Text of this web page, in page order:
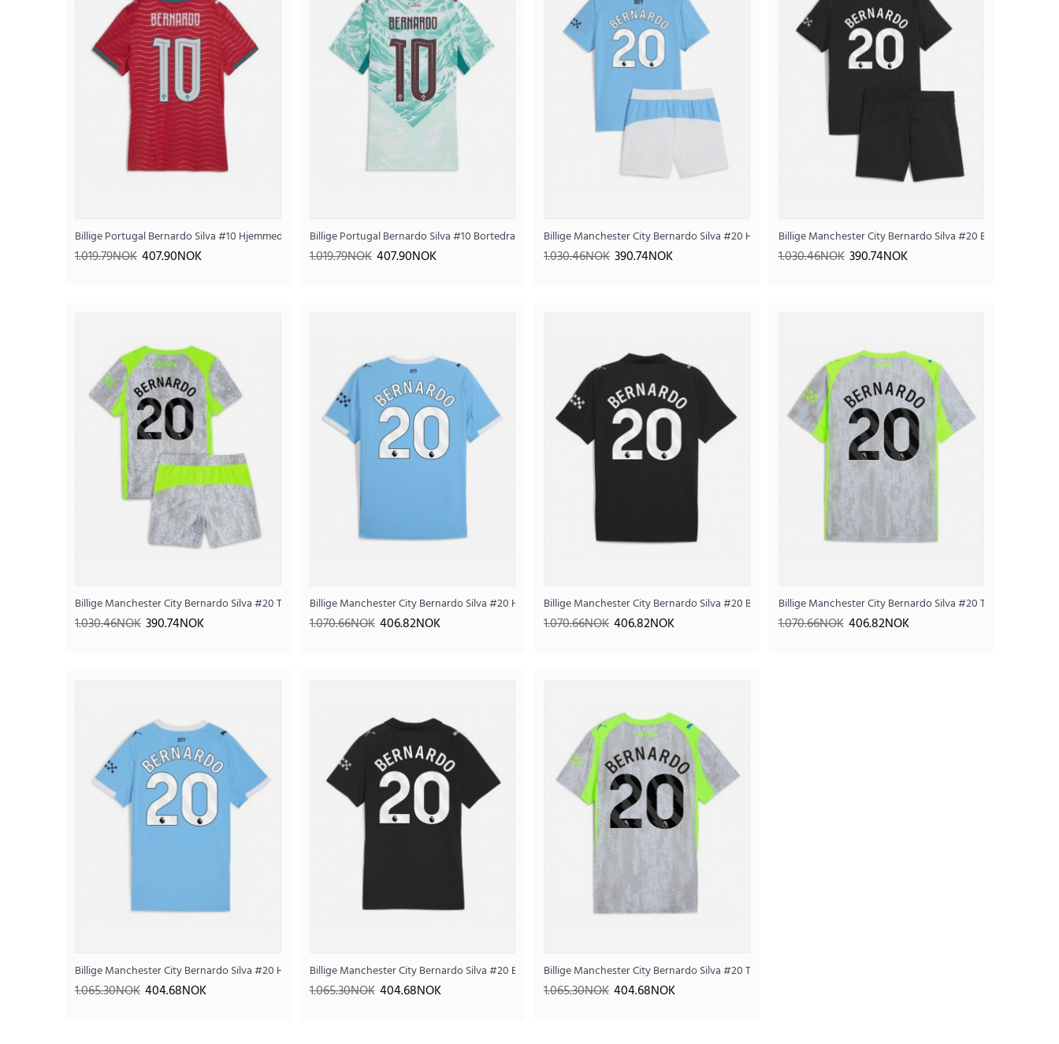
SALE Billige Portugal Bernardo Silva #10 Hjemmedrakt VM 2026 Kortermet
1.025.15NOK 410.04NOK
Billige Portugal Bernardo Silva #10 Hjemmedrakt Dame VM 2026 Kortermet
Billige Portugal Bernardo Silva #10 Hjemmedrakt Dame VM 2026 Kortermet
1.019.79NOK 407.90NOK
Billige Portugal Bernardo Silva #10 Bortedrakt Dame VM 2026 Kortermet
1.019.79NOK 407.90NOK
Billige Manchester City Bernardo Silva #20 Hjemmedraktsett Barn 2025-26 Kortermet (+ Korte bukser)
1.030.46NOK 390.74NOK
Billige Manchester City Bernardo Silva #20 Bortedraktsett
1.030.46NOK 390.74NOK
Billige Manchester City Bernardo Silva #20 Tredjedraktsett Barn 2025-26 Kortermet (+ Korte bukser)
1.030.46NOK 390.74NOK
Billige Manchester City Bernardo Silva #20 Hjemmedrakt 2025-26 Kortermet
1.070.66NOK 406.82NOK
Billige Manchester City Bernardo Silva #20 Bortedrakt 2025-26 Kortermet
1.070.66NOK 406.82NOK
Billige Manchester City Bernardo Silva #20 Tredjedrakt
1.070.66NOK 406.82NOK
Billige Manchester City Bernardo Silva #20 Hjemmedrakt Dame 2025-26 Kortermet
1.065.30NOK 404.68NOK
Billige Manchester City Bernardo Silva #20 Bortedrakt Dame 2025-26 Kortermet
1.065.30NOK 404.68NOK
Billige Manchester City Bernardo Silva #20 Tredjedrakt Dame 2025-26 Kortermet
1.065.30NOK 404.68NOK